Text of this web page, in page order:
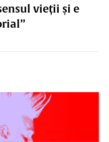
vieții și e